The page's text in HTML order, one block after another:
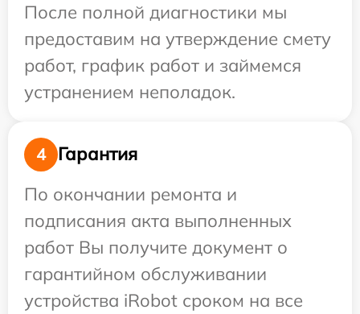
После полной диагностики мы
предоставим на утверждение смету
работ, график работ и займемся
устранением неполадок.
4
Гарантия
По окончании ремонта и
подписания акта выполненных
работ Вы получите документ о
гарантийном обслуживании
устройства iRobot сроком на все